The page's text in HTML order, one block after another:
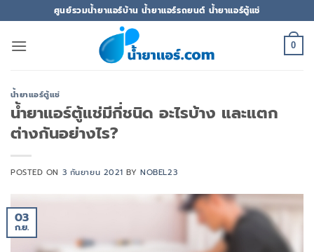
ไป
ยัง
ศูนย์รวมน้ำยาแอร์บ้าน น้ำยาแอร์รถยนต์ น้ำยาแอร์ตู้แช่
0
น้ำยาแอร์ตู้แช่
น้ำยาแอร์ตู้แช่มีกี่ชนิด อะไรบ้าง และแตก
ต่างกันอย่างไร?
POSTED ON 3 กันยายน 2021 BYNOBEL23
03
ก.ย.